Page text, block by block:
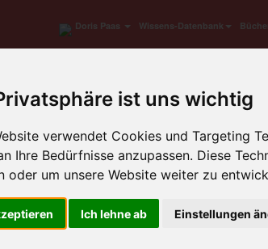
ist uns wichtig
verwendet Cookies und Targeting
Ihre Bedürfnisse anzupassen. Diese
oder um unsere Website weiter zu
Ich lehne ab Einstellungen
Doris Paas Wissens-Datenbank